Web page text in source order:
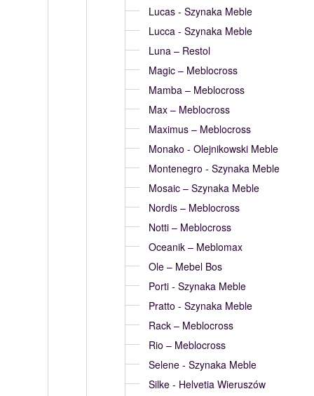
Lucas - Szynaka Meble
Lucca - Szynaka Meble
Luna – Restol
Magic – Meblocross
Mamba – Meblocross
Max – Meblocross
Maximus – Meblocross
Monako - Olejnikowski Meble
Montenegro - Szynaka Meble
Mosaic – Szynaka Meble
Nordis – Meblocross
Notti – Meblocross
Oceanik – Meblomax
Ole – Mebel Bos
Porti - Szynaka Meble
Pratto - Szynaka Meble
Rack – Meblocross
Rio – Meblocross
Selene - Szynaka Meble
Silke - Helvetia Wieruszów